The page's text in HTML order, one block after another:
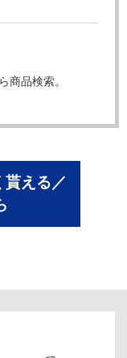
商品検索。
貰える／